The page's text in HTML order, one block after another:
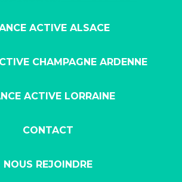
ACTIVE ALSACE
CHAMPAGNE ARDENNE
ACTIVE LORRAINE
CONTACT
NOUS REJOINDRE